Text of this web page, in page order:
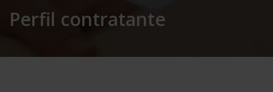
Perfil contratante